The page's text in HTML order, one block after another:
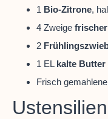
1 Bio-Zitrone,
4 Zweige
2
1 EL kalte Butter
Frisch
Ustensilien